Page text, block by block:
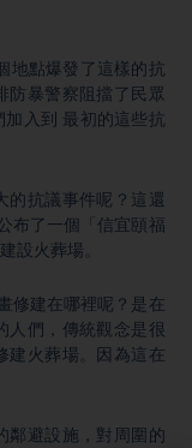
地點爆發了這樣的抗
防暴警察阻擋了民眾
入到 最初的這些抗
的抗議事件呢？這還
布了一個「信宜頤福
設火葬場。
修建在哪裡呢？是在
人們，傳統觀念是很
建火葬場。因為這在
鄰避設施，對周圍的